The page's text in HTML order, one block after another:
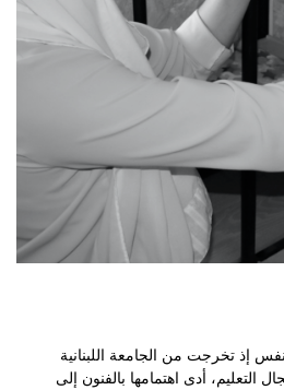
إذ تخرجت من الجامعة اللبنانية
التعليم، أدى اهتمامها بالفنون إلى